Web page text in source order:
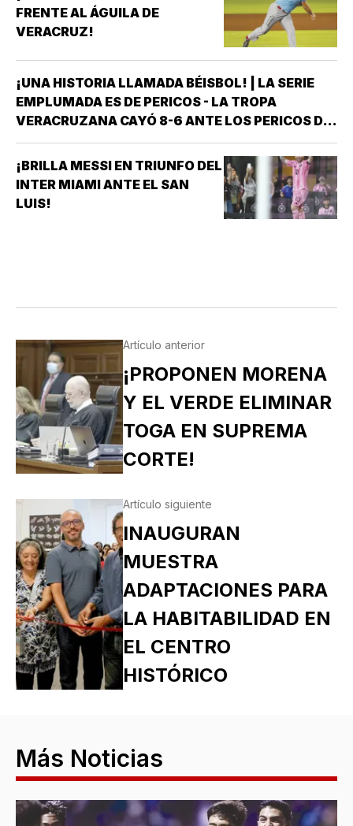
FRENTE AL ÁGUILA DE
VERACRUZ!
¡UNA HISTORIA LLAMADA BÉISBOL! | LA SERIE
EMPLUMADA ES DE PERICOS - LA TROPA
VERACRUZANA CAYÓ 8-6 ANTE LOS PERICOS DE
PUEBLA EN EL SEGUNDO JUEGO DE LA ÚLTIMA
SERIE DE LA TEMPORADA REGULAR EN EL
ESTADIO HERMANOS SERDÁN, CON LO QUE LOS
POBLANOS…
¡BRILLA MESSI EN TRIUNFO DEL
INTER MIAMI ANTE EL SAN
LUIS!
Artículo anterior
¡PROPONEN MORENA
Y EL VERDE ELIMINAR
TOGA EN SUPREMA
CORTE!
Artículo siguiente
INAUGURAN
MUESTRA
ADAPTACIONES PARA
LA HABITABILIDAD EN
EL CENTRO
HISTÓRICO
Más Noticias